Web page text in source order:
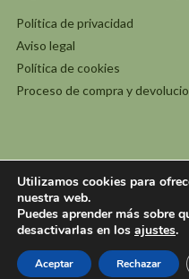
Política de privacidad
Aviso legal
Política de cookies
Proceso de compra y
©2026 JOLUBE -
Utilizamos cookies para
nuestra web.
Puedes aprender más sobre
desactivarlas en los ajustes.
Aceptar Rechazar